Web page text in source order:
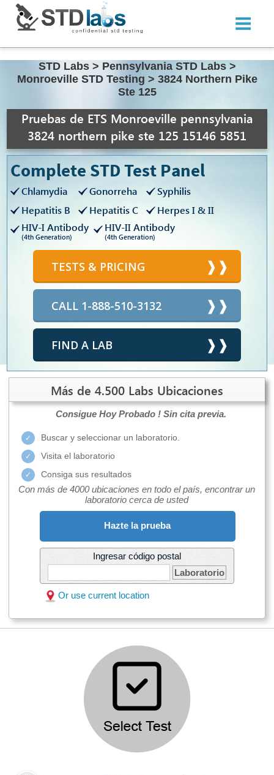
STD Labs > Pennsylvania STD Labs >
Monroeville STD Testing > 3824 Northern Pike
Ste 125
Pruebas de ETS Monroeville pennsylvania
3824 northern pike ste 125 15146 5851
Complete STD Test Panel
Chlamydia Gonorreha
Syphilis
Hepatitis B
Hepatitis C
Herpes I & II
HIV-I Antibody
(4th Generation)
HIV-II Antibody
(4th Generation)
TESTS & PRICING
CALL 1-888-510-3132
FIND A LAB
Más de 4.500 Labs Ubicaciones
Consigue Hoy Probado ! Sin cita previa.
Buscar y seleccionar un laboratorio.
Visita el laboratorio
Consiga sus resultados
Con más de 4000 ubicaciones en todo el país, encontrar un
laboratorio cerca de usted
Hazte la prueba
Ingresar código postal
Laboratorio
Or use current location